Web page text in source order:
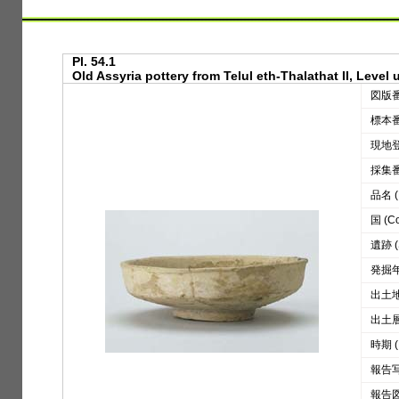
Pl. 54.1
Old Assyria pottery from Telul eth-Thalathat II, Level
図版
標本
現地
採集
品名
国
遺跡
発掘
出土
出土
時期
報告
報告